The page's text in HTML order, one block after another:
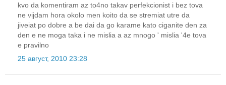
kvo da komentiram az to4no takav perfekcionist i bez tova
ne vijdam hora okolo men koito da se stremiat utre da
jiveiat po dobre a be dai da go karame kato ciganite den za
den e ne moga taka i ne mislia a az mnogo ' mislia '4e tova
e pravilno
25 август, 2010 23:28